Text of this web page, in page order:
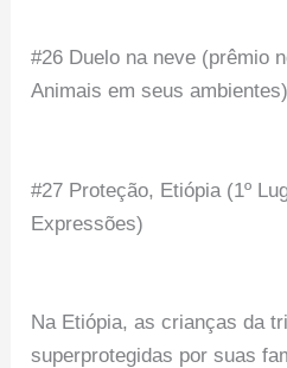
#26 Duelo na neve (prêmio
Animais em seus ambientes)
#27 Proteção, Etiópia (1º
Expressões)
Na Etiópia, as crianças da
superprotegidas por suas